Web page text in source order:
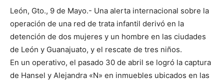
León, Gto., 9 de Mayo.- Una alerta internacional sobre la
operación de una red de trata infantil derivó en la
detención de dos mujeres y un hombre en las ciudades
de León y Guanajuato, y el rescate de tres niños.
En un operativo, el pasado 30 de abril se logró la captura
de Hansel y Alejandra «N» en inmuebles ubicados en las